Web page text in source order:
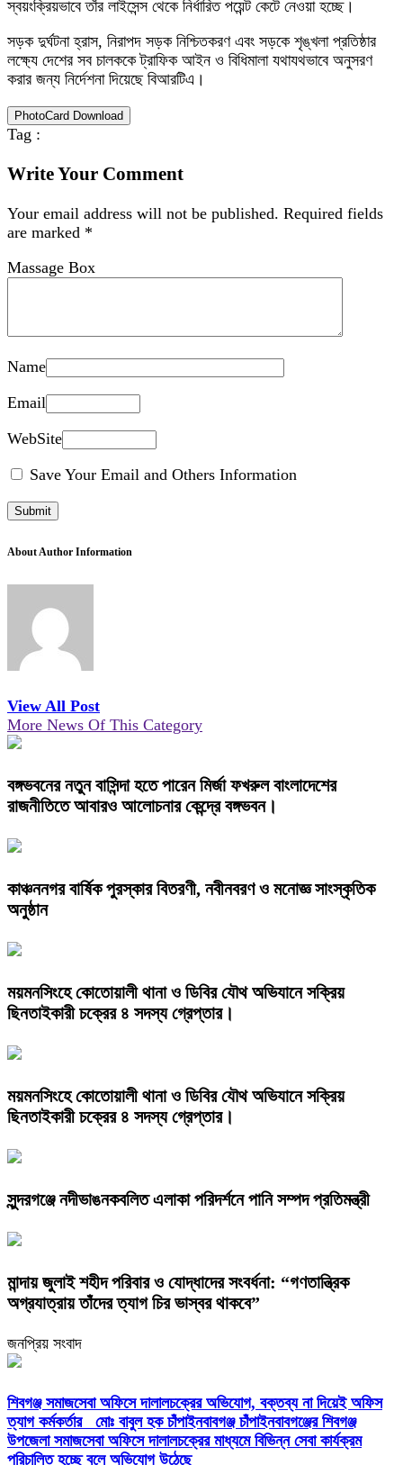
স্বয়ংক্রিয়ভাবে তাঁর লাইসেন্স থেকে নির্ধারিত পয়েন্ট কেটে নেওয়া হচ্ছে।
সড়ক দুর্ঘটনা হ্রাস, নিরাপদ সড়ক নিশ্চিতকরণ এবং সড়কে শৃঙ্খলা প্রতিষ্ঠার
লক্ষ্যে দেশের সব চালককে ট্রাফিক আইন ও বিধিমালা যথাযথভাবে অনুসরণ
করার জন্য নির্দেশনা দিয়েছে বিআরটিএ।
PhotoCard Download
Tag :
Write Your Comment
Your email address will not be published. Required fields
are marked *
Massage Box
Name
Email
WebSite
Save Your Email and Others Information
About Author Information
View All Post
More News Of This Category
বঙ্গভবনের নতুন বাসিন্দা হতে পারেন মির্জা ফখরুল বাংলাদেশের
রাজনীতিতে আবারও আলোচনার কেন্দ্রে বঙ্গভবন।
কাঞ্চননগর বার্ষিক পুরস্কার বিতরণী, নবীনবরণ ও মনোজ্ঞ সাংস্কৃতিক
অনুষ্ঠান
ময়মনসিংহে কোতোয়ালী থানা ও ডিবির যৌথ অভিযানে সক্রিয়
ছিনতাইকারী চক্রের ৪ সদস্য গ্রেপ্তার।
ময়মনসিংহে কোতোয়ালী থানা ও ডিবির যৌথ অভিযানে সক্রিয়
ছিনতাইকারী চক্রের ৪ সদস্য গ্রেপ্তার।
সুন্দরগঞ্জে নদীভাঙনকবলিত এলাকা পরিদর্শনে পানি সম্পদ প্রতিমন্ত্রী
মান্দায় জুলাই শহীদ পরিবার ও যোদ্ধাদের সংবর্ধনা: “গণতান্ত্রিক
অগ্রযাত্রায় তাঁদের ত্যাগ চির ভাস্বর থাকবে”
জনপ্রিয় সংবাদ
শিবগঞ্জ সমাজসেবা অফিসে দালালচক্রের অভিযোগ, বক্তব্য না দিয়েই অফিস
ত্যাগ কর্মকর্তার মোঃ বাবুল হক চাঁপাইনবাবগঞ্জ চাঁপাইনবাবগঞ্জের শিবগঞ্জ
উপজেলা সমাজসেবা অফিসে দালালচক্রের মাধ্যমে বিভিন্ন সেবা কার্যক্রম
পরিচালিত হচ্ছে বলে অভিযোগ উঠেছে